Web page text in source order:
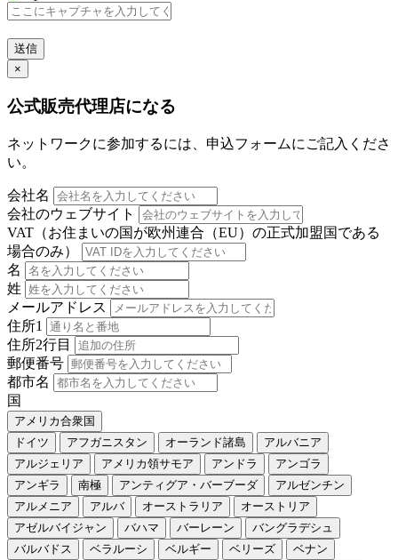
送信
×
公式販売代理店になる
ネットワークに参加するには、申込フォームにご記入くださ
い。
会社名
会社のウェブサイト
VAT（お住まいの国が欧州連合（EU）の正式加盟国である
場合のみ）
名
姓
メールアドレス
住所1
住所2行目
郵便番号
都市名
国
アメリカ合衆国
ドイツ
アフガニスタン オーランド諸島
アルバニア
アルジェリア
アメリカ領サモア アンドラ
アンゴラ
アンギラ
南極 アンティグア・バーブーダ
アルゼンチン
アルメニア
アルバ オーストラリア
オーストリア
アゼルバイジャン
バハマ バーレーン
バングラデシュ
バルバドス
ベラルーシ ベルギー ベリーズ
ベナン